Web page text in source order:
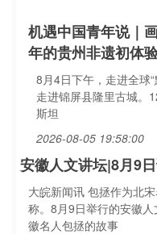
机遇中国青年说｜
年的贵州非遗初体
8月4日下午，走进全
走进锦屏县隆里古城。
斯坦
2026-08-05 19:58:00
安徽人文讲坛|8月9
大皖新闻讯 包拯作为北
称。8月9日举行的安徽
徽名人包拯的故事